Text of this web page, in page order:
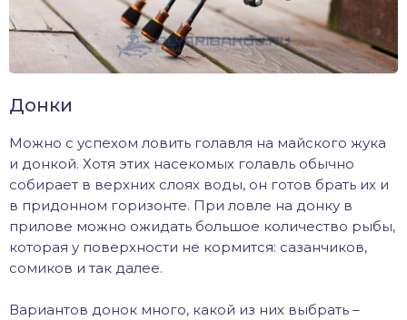
Донки
Можно с успехом ловить голавля на майского жука
и донкой. Хотя этих насекомых голавль обычно
собирает в верхних слоях воды, он готов брать их и
в придонном горизонте. При ловле на донку в
прилове можно ожидать большое количество рыбы,
которая у поверхности не кормится: сазанчиков,
сомиков и так далее.
Вариантов донок много, какой из них выбрать –